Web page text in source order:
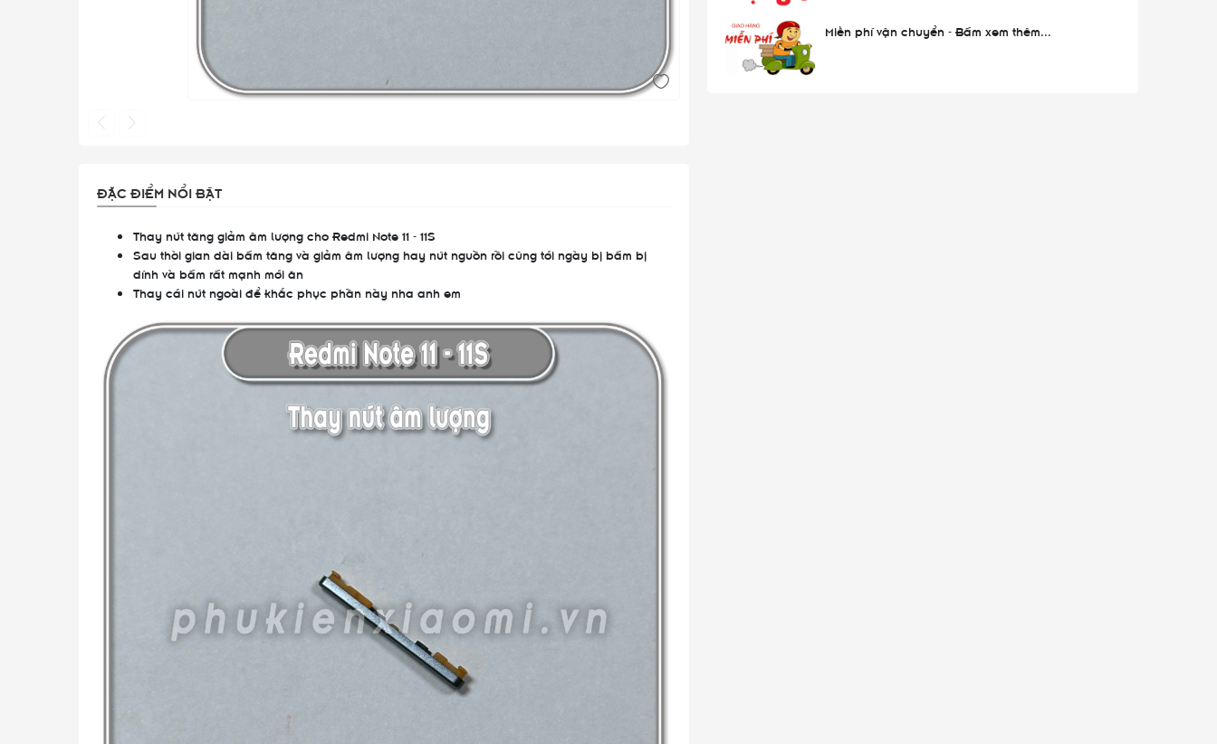
ĐẶC ĐIỂM NỔI BẬT
Thay nút tăng giảm âm lượng cho Redmi Note 11 - 11S
Sau thời gian dài bấm tăng và giảm âm lượng hay nút nguồn rồi cũng tới ngày bị bấm bị
dính và bấm rất mạnh mới ăn
Thay cái nút ngoài để khắc phục phần này nha anh em
Miễn phí vận chuyển - Bấm xem thêm...